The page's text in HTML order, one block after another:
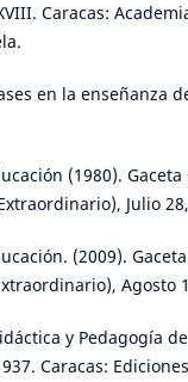
Caracas:
en la enseñanza
(1980).
Julio
(2009).
Agosto
y Pedagogía
Caracas: